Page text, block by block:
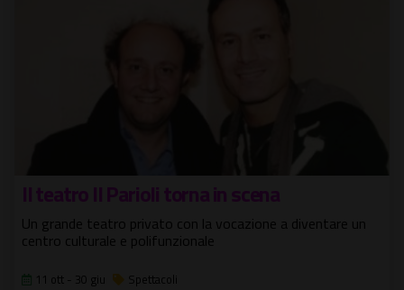
Il teatro Il Parioli torna in scena
Un grande teatro privato con la vocazione a diventare un
centro culturale e polifunzionale
11 ott - 30 giu Spettacoli